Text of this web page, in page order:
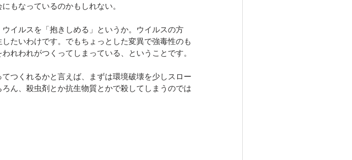
もなっているのかもしれない。
イルスを「抱きしめる」というか。ウイルスの方
たいわけです。でもちょっとした変異で強毒性のも
れわれがつくってしまっている、ということです。
つくれるかと言えば、まずは環境破壊を少しスロー
ん、殺虫剤とか抗生物質とかで殺してしまうのでは